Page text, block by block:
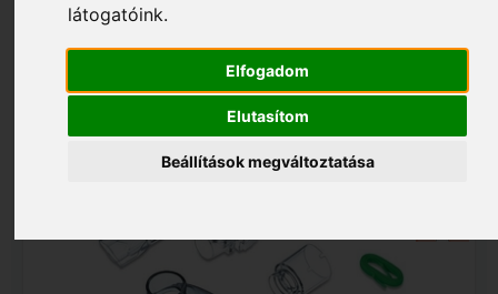
látogatóink.
Elfogadom
Elutasítom
Beállítások megváltoztatása
Gyártó és ár szerinti szűrés